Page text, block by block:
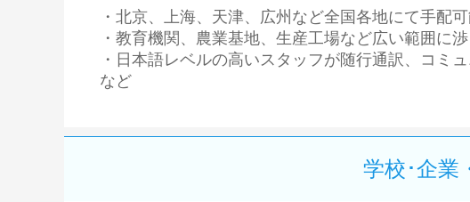
・北京、上海、天津、広州など全国各地にて手配
・教育機関、農業基地、生産工場など広い範囲に渉
・日本語レベルの高いスタッフが随行通訳、コミ
など
学校･企業